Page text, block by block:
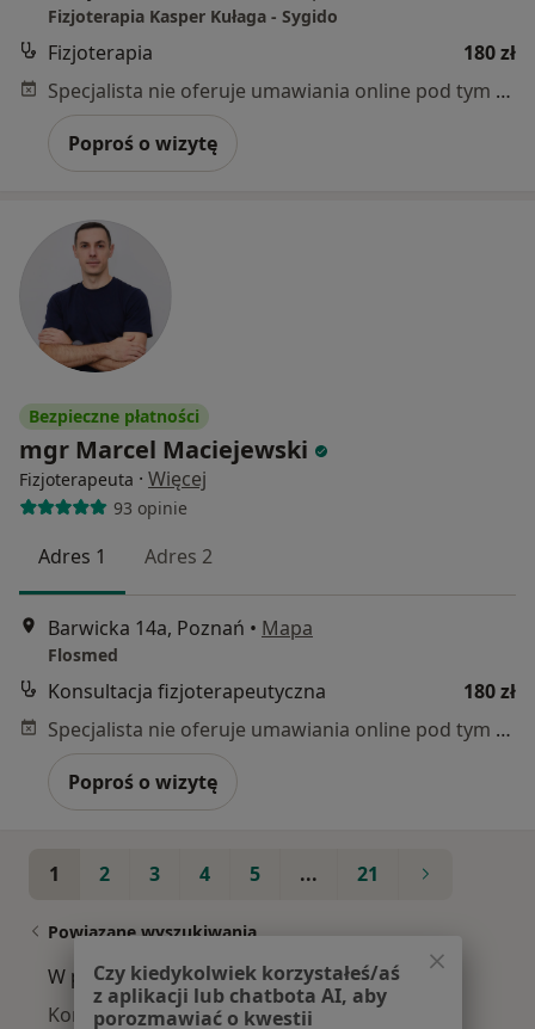
Fizjoterapia Kasper Kułaga - Sygido
Fizjoterapia
180 zł
Specjalista nie oferuje umawiania online pod tym adresem.
Poproś o wizytę
Bezpieczne płatności
mgr Marcel Maciejewski
Fizjoterapeuta · Więcej
93 opinie
Adres 1 Adres 2
Barwicka 14a, Poznań • Mapa
Flosmed
Konsultacja fizjoterapeutyczna
180 zł
Specjalista nie oferuje umawiania online pod tym adresem.
Poproś o wizytę
1 2 3 4 5 ... 21
Powiązane wyszukiwania
W pobliżu Poznania
Kontuzje sportowe w Swarzędzu
Czy kiedykolwiek korzystałeś/aś
z aplikacji lub chatbota AI, aby
porozmawiać o kwestii